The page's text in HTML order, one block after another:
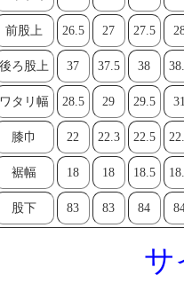
前股上 26.5 27 27.5
後ろ股上 37 37.5 38
ワタリ幅 28.5 29 29.5
膝巾 22 22.3 22.5
裾幅 18 18 18.5
股下 83 83 84
サ